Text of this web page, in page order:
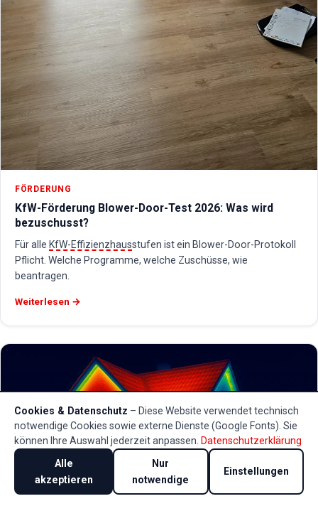
FÖRDERUNG
KfW-Förderung Blower-Door-Test 2026: Was wird
bezuschusst?
Für alle KfW-Effizienzhausstufen ist ein Blower-Door-Protokoll
Pflicht. Welche Programme, welche Zuschüsse, wie
beantragen.
Weiterlesen →
Cookies & Datenschutz – Diese Website verwendet technisch
notwendige Cookies sowie externe Dienste (Google Fonts). Sie
können Ihre Auswahl jederzeit anpassen. Datenschutzerklärung
Alle
akzeptieren
Nur
notwendige
Einstellungen